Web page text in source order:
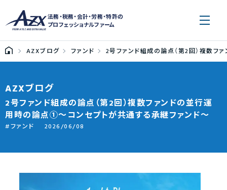
法務・税務・会計・労務・特許の
プロフェッショナルファーム
AZXブログ ファンド 2号ファンド組成の論点（第2回）複数
AZXブログ
2号ファンド組成の論点（第2回）複数ファンドの並行運
用時の論点①～コンセプトが共通する承継ファンド～
ファンド 2026/06/08